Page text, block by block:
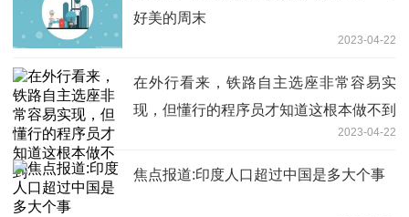
好美的周末
2023-04-22
在外行看来，铁路自主选座非常容易实
现，但懂行的程序员才知道这根本做不到
2023-04-22
焦点报道:印度人口超过中国是多大个事